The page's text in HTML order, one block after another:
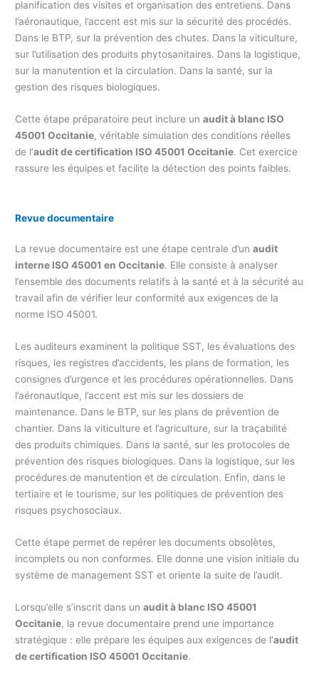
planification des visites et organisation des entretiens. Dans
l’aéronautique, l’accent est mis sur la sécurité des procédés.
Dans le BTP, sur la prévention des chutes. Dans la viticulture,
sur l’utilisation des produits phytosanitaires. Dans la logistique,
sur la manutention et la circulation. Dans la santé, sur la
gestion des risques biologiques.
Cette étape préparatoire peut inclure unaudit à blanc ISO
45001 Occitanie, véritable simulation des conditions réelles
de l’audit de certification ISO 45001 Occitanie. Cet exercice
rassure les équipes et facilite la détection des points faibles.
Revue documentaire
La revue documentaire est une étape centrale d’unaudit
interne ISO 45001 en Occitanie. Elle consiste à analyser
l’ensemble des documents relatifs à la santé et à la sécurité au
travail afin de vérifier leur conformité aux exigences de la
norme ISO 45001.
Les auditeurs examinent la politique SST, les évaluations des
risques, les registres d’accidents, les plans de formation, les
consignes d’urgence et les procédures opérationnelles. Dans
l’aéronautique, l’accent est mis sur les dossiers de
maintenance. Dans le BTP, sur les plans de prévention de
chantier. Dans la viticulture et l’agriculture, sur la traçabilité
des produits chimiques. Dans la santé, sur les protocoles de
prévention des risques biologiques. Dans la logistique, sur les
procédures de manutention et de circulation. Enfin, dans le
tertiaire et le tourisme, sur les politiques de prévention des
risques psychosociaux.
Cette étape permet de repérer les documents obsolètes,
incomplets ou non conformes. Elle donne une vision initiale du
système de management SST et oriente la suite de l’audit.
Lorsqu’elle s’inscrit dans unaudit à blanc ISO 45001
Occitanie, la revue documentaire prend une importance
stratégique : elle prépare les équipes aux exigences de l’audit
de certification ISO 45001 Occitanie.